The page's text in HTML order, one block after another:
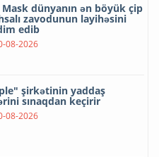
dünyanın ən böyük çip
zavodunun layihəsini
edib
08-2026
şirkətinin yaddaş
sınaqdan keçirir
08-2026